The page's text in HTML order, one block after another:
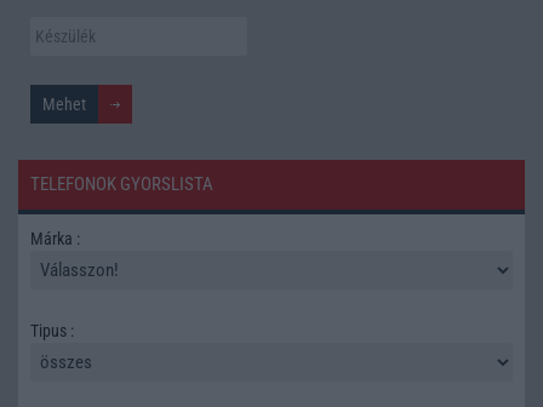
TELEFONOK GYORSLISTA
Márka :
Tipus :